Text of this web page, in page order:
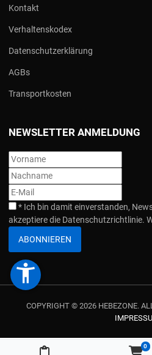
Meine Merkliste 0
Kontakt
Verhaltenskodex
Datenschutzerklärung
AGBs
Transportkosten
NEWSLETTER ANMELDUNG
* Ich bin damit einverstanden,
akzeptiere die Datenschutzrichtlinie.
ABONNIEREN
COPYRIGHT © 2026 HEBEZONE.
accessibility_new